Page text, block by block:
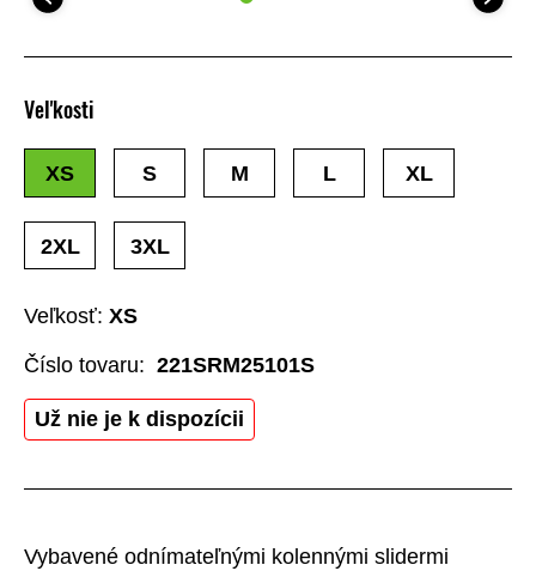
Vybavené odnímateľnými kolennými slidermi
Veľkosť: XS
Už nie je k dispozícii
Veľkosti
XS S M L XL
2XL 3XL
Číslo tovaru: 221SRM25101S